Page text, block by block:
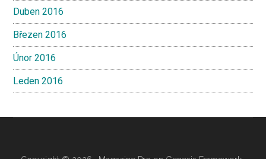
Duben 2016
Březen 2016
Únor 2016
Leden 2016